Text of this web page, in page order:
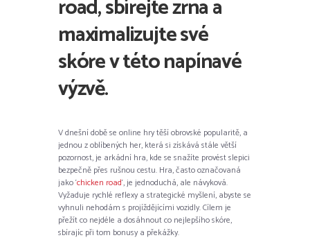
road, sbírejte zrna a
maximalizujte své
skóre v této napínavé
výzvě.
V dnešní době se online hry těší obrovské popularitě, a
jednou z oblíbených her, která si získává stále větší
pozornost, je arkádní hra, kde se snažíte provést slepici
bezpečně přes rušnou cestu. Hra, často označovaná
jako ‘chicken road‘, je jednoduchá, ale návyková.
Vyžaduje rychlé reflexy a strategické myšlení, abyste se
vyhnuli nehodám s projíždějícími vozidly. Cílem je
přežít co nejdéle a dosáhnout co nejlepšího skóre,
sbírajíc při tom bonusy a překážky.